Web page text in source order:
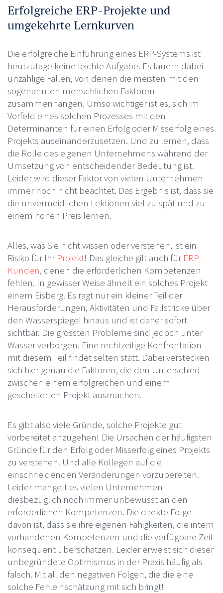
Erfolgreiche ERP-Projekte und
umgekehrte Lernkurven
Die erfolgreiche Einführung eines ERP-Systems ist
heutzutage keine leichte Aufgabe. Es lauern dabei
unzählige Fallen, von denen die meisten mit den
sogenannten menschlichen Faktoren
zusammenhängen. Umso wichtiger ist es, sich im
Vorfeld eines solchen Prozesses mit den
Determinanten für einen Erfolg oder Misserfolg eines
Projekts auseinanderzusetzen. Und zu lernen, dass
die Rolle des eigenen Unternehmens während der
Umsetzung von entscheidender Bedeutung ist.
Leider wird dieser Faktor von vielen Unternehmen
immer noch nicht beachtet. Das Ergebnis ist, dass sie
die unvermeidlichen Lektionen viel zu spät und zu
einem hohen Preis lernen.
Alles, was Sie nicht wissen oder verstehen, ist ein
Risiko für Ihr Projekt! Das gleiche gilt auch für ERP-
Kunden, denen die erforderlichen Kompetenzen
fehlen. In gewisser Weise ähnelt ein solches Projekt
einem Eisberg. Es ragt nur ein kleiner Teil der
Herausforderungen, Aktivitäten und Fallstricke über
den Wasserspiegel hinaus und ist daher sofort
sichtbar. Die grössten Probleme sind jedoch unter
Wasser verborgen. Eine rechtzeitige Konfrontation
mit diesem Teil findet selten statt. Dabei verstecken
sich hier genau die Faktoren, die den Unterschied
zwischen einem erfolgreichen und einem
gescheiterten Projekt ausmachen.
Es gibt also viele Gründe, solche Projekte gut
vorbereitet anzugehen! Die Ursachen der häufigsten
Gründe für den Erfolg oder Misserfolg eines Projekts
zu verstehen. Und alle Kollegen auf die
einschneidenden Veränderungen vorzubereiten.
Leider mangelt es vielen Unternehmen
diesbezüglich noch immer unbewusst an den
erforderlichen Kompetenzen. Die direkte Folge
davon ist, dass sie ihre eigenen Fähigkeiten, die intern
vorhandenen Kompetenzen und die verfügbare Zeit
konsequent überschätzen. Leider erweist sich dieser
unbegründete Optimismus in der Praxis häufig als
falsch. Mit all den negativen Folgen, die die eine
solche Fehleinschätzung mit sich bringt!